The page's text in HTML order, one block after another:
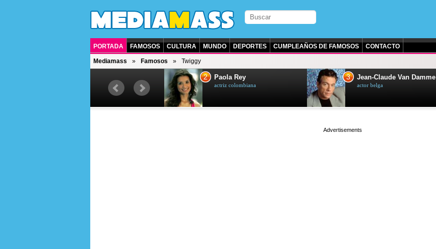
PORTADA FAMOSOS CULTURA MUNDO DEPORTES CUMPLEAÑOS DE FAMOSOS CONTACTO
Mediamass Famosos Twiggy
actor y presentador de televisión
2 Paola Rey
actriz colombiana
3 Jean-Claude Van Damme
actor belga